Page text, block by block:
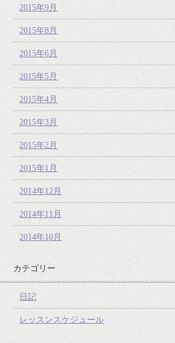
2015年9月
2015年8月
2015年6月
2015年5月
2015年4月
2015年3月
2015年2月
2015年1月
2014年12月
2014年11月
2014年10月
カテゴリー
日記
レッスンスケジュール